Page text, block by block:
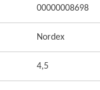
00000008698
Nordex
4,5